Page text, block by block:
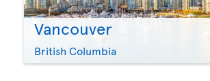
Vancouver
British Columbia